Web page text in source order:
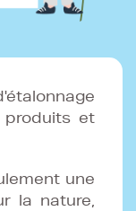
et
une
la nature,